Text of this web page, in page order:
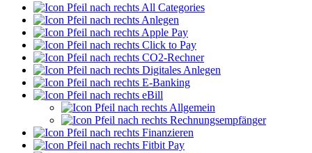
All Categories
Anlegen
Apple Pay
Click to Pay
CO2-Rechner
Digitales Anlegen
E-Banking
eBill
Allgemein
Rechnungsempfänger
Finanzieren
Fitbit Pay